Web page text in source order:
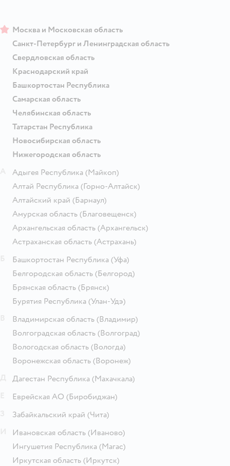
Москва и Московская область
Санкт-Петербург и Ленинградская область
Свердловская область
Краснодарский край
Башкортостан Республика
Самарская область
Челябинская область
Татарстан Республика
Новосибирская область
Нижегородская область
Адыгея Республика (Майкоп)
Алтай Республика (Горно-Алтайск)
Алтайский край (Барнаул)
Амурская область (Благовещенск)
Архангельская область (Архангельск)
Астраханская область (Астрахань)
Башкортостан Республика (Уфа)
Белгородская область (Белгород)
Брянская область (Брянск)
Бурятия Республика (Улан-Удэ)
Владимирская область (Владимир)
Волгоградская область (Волгоград)
Вологодская область (Вологда)
Воронежская область (Воронеж)
Дагестан Республика (Махачкала)
Еврейская АО (Биробиджан)
Забайкальский край (Чита)
Ивановская область (Иваново)
Ингушетия Республика (Магас)
Иркутская область (Иркутск)